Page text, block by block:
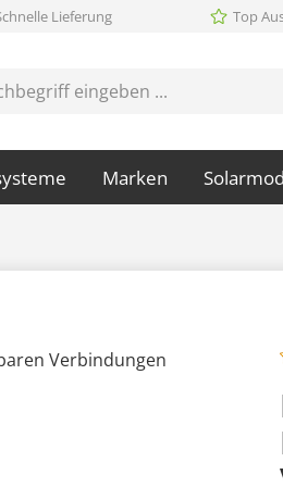
Lieferung Top
Marken